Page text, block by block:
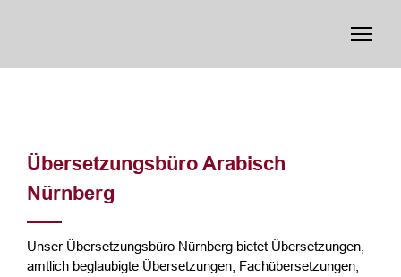
Übersetzungsbüro Arabisch
Nürnberg
Unser Übersetzungsbüro Nürnberg bietet Übersetzungen,
amtlich beglaubigte Übersetzungen, Fachübersetzungen,